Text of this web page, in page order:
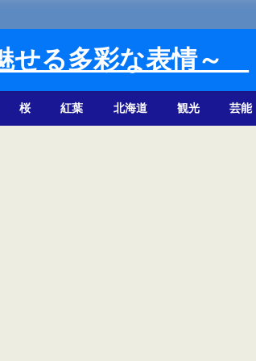
せる多彩な表情～
桜 紅葉 北海道 観光 芸能